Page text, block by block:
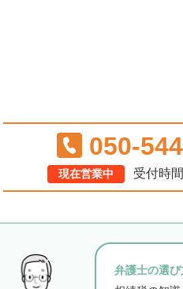
050-
現在営業中 受付時
弁護士の選び